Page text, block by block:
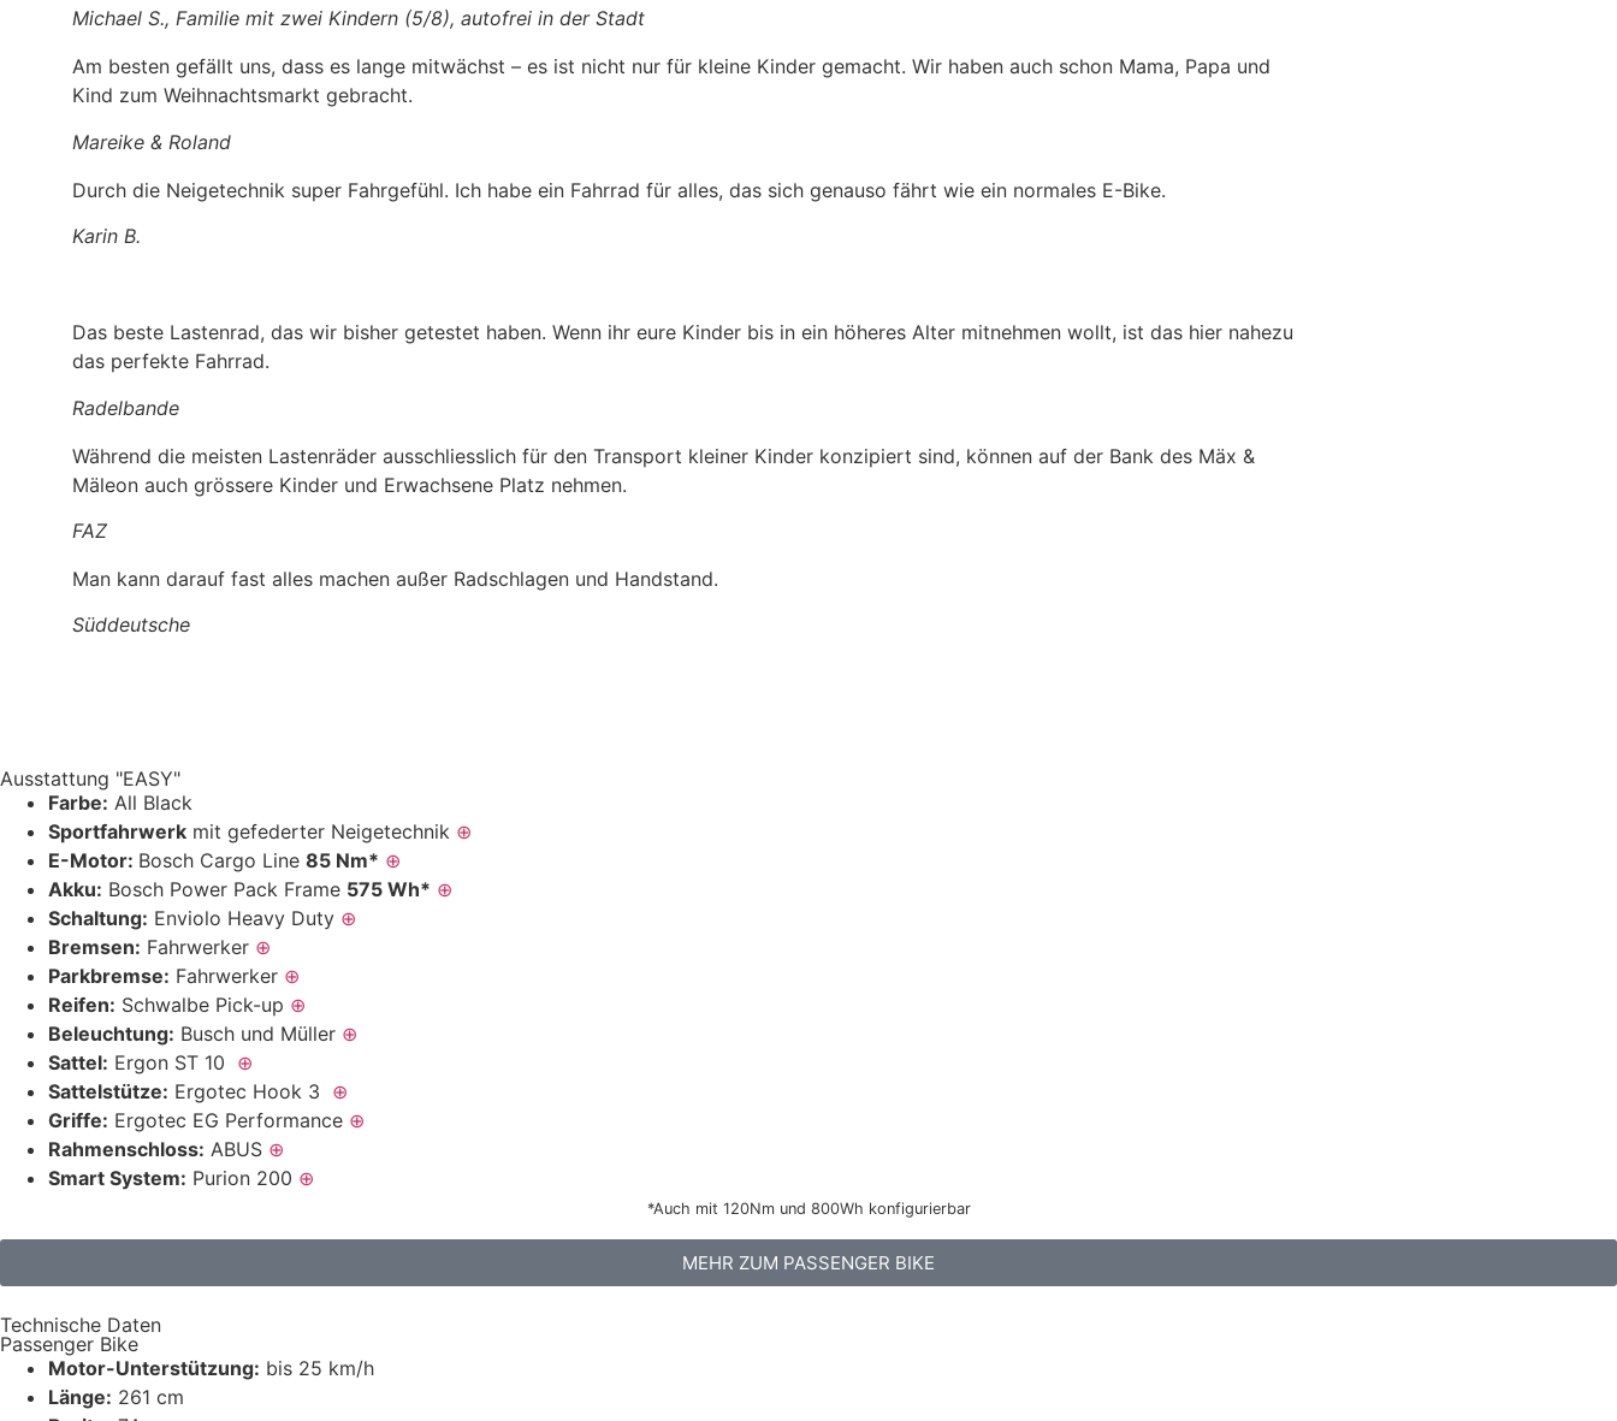
Michael S., Familie mit zwei Kindern (5/8), autofrei in der Stadt
Am besten gefällt uns, dass es lange mitwächst – es ist nicht nur für kleine Kinder gemacht. Wir haben auch schon Mama, Papa und
Kind zum Weihnachtsmarkt gebracht.
Mareike & Roland
Durch die Neigetechnik super Fahrgefühl. Ich habe ein Fahrrad für alles, das sich genauso fährt wie ein normales E-Bike.
Karin B.
Das beste Lastenrad, das wir bisher getestet haben. Wenn ihr eure Kinder bis in ein höheres Alter mitnehmen wollt, ist das hier nahezu
das perfekte Fahrrad.
Radelbande
Während die meisten Lastenräder ausschliesslich für den Transport kleiner Kinder konzipiert sind, können auf der Bank des Mäx &
Mäleon auch grössere Kinder und Erwachsene Platz nehmen.
FAZ
Man kann darauf fast alles machen außer Radschlagen und Handstand.
Süddeutsche
Ausstattung "EASY"
Farbe: All Black
Sportfahrwerk mit gefederter Neigetechnik ⊕
E-Motor: Bosch Cargo Line 85 Nm* ⊕
Akku: Bosch Power Pack Frame 575 Wh* ⊕
Schaltung: Enviolo Heavy Duty ⊕
Bremsen: Fahrwerker ⊕
Parkbremse: Fahrwerker ⊕
Reifen: Schwalbe Pick-up ⊕
Beleuchtung: Busch und Müller ⊕
Sattel: Ergon ST 10 ⊕
Sattelstütze: Ergotec Hook 3 ⊕
Griffe: Ergotec EG Performance ⊕
Rahmenschloss: ABUS ⊕
Smart System: Purion 200 ⊕
*Auch mit 120Nm und 800Wh konfigurierbar
MEHR ZUM PASSENGER BIKE
Technische Daten
Passenger Bike
Motor-Unterstützung: bis 25 km/h
Länge: 261 cm